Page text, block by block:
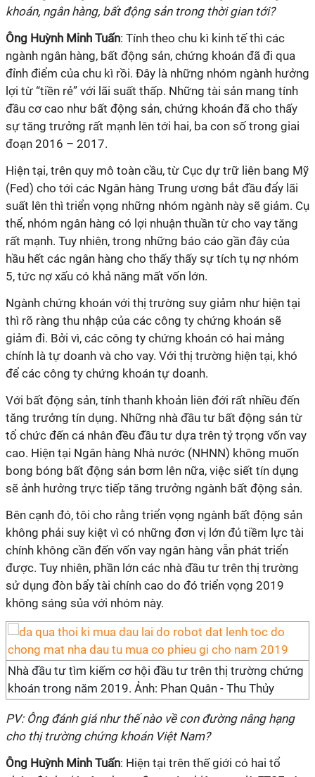
khoán, ngân hàng, bất động sản trong thời gian tới?
Ông Huỳnh Minh Tuấn: Tính theo chu kì kinh tế thì các
ngành ngân hàng, bất động sản, chứng khoán đã đi qua
đỉnh điểm của chu kì rồi. Đây là những nhóm ngành hưởng
lợi từ “tiền rẻ” với lãi suất thấp. Những tài sản mang tính
đầu cơ cao như bất động sản, chứng khoán đã cho thấy
sự tăng trưởng rất mạnh lên tới hai, ba con số trong giai
đoạn 2016 – 2017.
Hiện tại, trên quy mô toàn cầu, từ Cục dự trữ liên bang Mỹ
(Fed) cho tới các Ngân hàng Trung ương bắt đầu đẩy lãi
suất lên thì triển vọng những nhóm ngành này sẽ giảm. Cụ
thể, nhóm ngân hàng có lợi nhuận thuần từ cho vay tăng
rất mạnh. Tuy nhiên, trong những báo cáo gần đây của
hầu hết các ngân hàng cho thấy thấy sự tích tụ nợ nhóm
5, tức nợ xấu có khả năng mất vốn lớn.
Ngành chứng khoán với thị trường suy giảm như hiện tại
thì rõ ràng thu nhập của các công ty chứng khoán sẽ
giảm đi. Bởi vì, các công ty chứng khoán có hai mảng
chính là tự doanh và cho vay. Với thị trường hiện tại, khó
để các công ty chứng khoán tự doanh.
Với bất động sản, tính thanh khoản liên đới rất nhiều đến
tăng trưởng tín dụng. Những nhà đầu tư bất động sản từ
tổ chức đến cá nhân đều đầu tư dựa trên tỷ trọng vốn vay
cao. Hiện tại Ngân hàng Nhà nước (NHNN) không muốn
bong bóng bất động sản bơm lên nữa, việc siết tín dụng
sẽ ảnh hưởng trực tiếp tăng trưởng ngành bất động sản.
Bên cạnh đó, tôi cho rằng triển vọng ngành bất động sản
không phải suy kiệt vì có những đơn vị lớn đủ tiềm lực tài
chính không cần đến vốn vay ngân hàng vẫn phát triển
được. Tuy nhiên, phần lớn các nhà đầu tư trên thị trường
sử dụng đòn bẩy tài chính cao do đó triển vọng 2019
không sáng sủa với nhóm này.
Nhà đầu tư tìm kiếm cơ hội đầu tư trên thị trường chứng
khoán trong năm 2019. Ảnh: Phan Quân - Thu Thủy
PV: Ông đánh giá như thế nào về con đường nâng hạng
cho thị trường chứng khoán Việt Nam?
Ông Huỳnh Minh Tuấn: Hiện tại trên thế giới có hai tổ